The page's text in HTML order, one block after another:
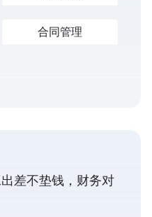
合同管理
差不垫钱，财务对